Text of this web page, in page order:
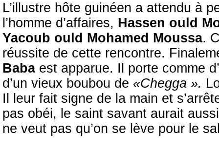
L’illustre hôte guinéen a attendu à
l’homme d’affaires, Hassen ould
Yacoub ould Mohamed Moussa.
réussite de cette rencontre.
Babaest apparue. Il porte comme
d’un vieux boubou de «Chegga ».
Il leur fait signe de la main et
pas obéi, le saint savant aurait
ne veut pas qu’on se lève pour le